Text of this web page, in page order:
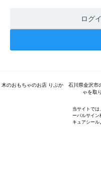
ログ
木のおもちゃのお店 りぷか 石川県金沢市
ゃを取
当サイトで
ーバルサイン
キュアシール